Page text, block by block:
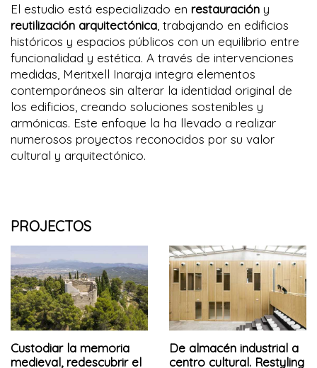
El estudio está especializado en restauración y
reutilización arquitectónica , trabajando en edificios
históricos y espacios públicos con un equilibrio entre
funcionalidad y estética. A través de intervenciones
medidas, Meritxell Inaraja integra elementos
contemporáneos sin alterar la identidad original de
los edificios, creando soluciones sostenibles y
armónicas. Este enfoque la ha llevado a realizar
numerosos proyectos reconocidos por su valor
cultural y arquitectónico.
PROJECTOS
Custodiar la memoria
medieval, redescubrir el
De almacén industrial a
centro cultural. Restyling